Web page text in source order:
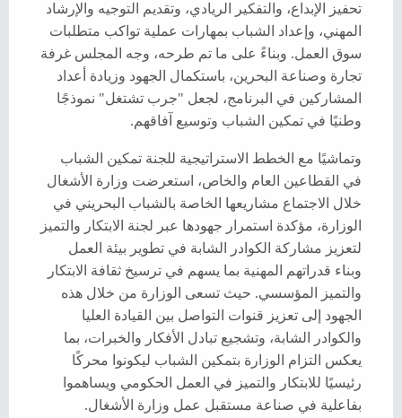
تحفيز الإبداع، والتفكير الريادي، وتقديم التوجيه والإرشاد
المهني، وإعداد الشباب بمهارات عملية تواكب متطلبات
سوق العمل. وبناءً على ما تم طرحه، وجه المجلس غرفة
تجارة وصناعة البحرين، باستكمال الجهود وزيادة أعداد
المشاركين في البرنامج، لجعل "جرب تشتغل" نموذجًا
وطنيًا في تمكين الشباب وتوسيع آفاقهم.
وتماشيًا مع الخطط الاستراتيجية للجنة تمكين الشباب
في القطاعين العام والخاص، استعرضت وزارة الأشغال
خلال الاجتماع مشاريعها الخاصة بالشباب البحريني في
الوزارة، مؤكدة استمرار جهودها عبر لجنة الابتكار والتميز
لتعزيز مشاركة الكوادر الشابة في تطوير بيئة العمل
وبناء قدراتهم المهنية بما يسهم في ترسيخ ثقافة الابتكار
والتميز المؤسسي. حيث تسعى الوزارة من خلال هذه
الجهود إلى تعزيز قنوات التواصل بين القيادة العليا
والكوادر الشابة، وتشجيع تبادل الأفكار والخبرات، بما
يعكس التزام الوزارة بتمكين الشباب ليكونوا محركًا
رئيسيًا للابتكار والتميز في العمل الحكومي ويساهموا
بفاعلية في صناعة مستقبل عمل وزارة الأشغال.